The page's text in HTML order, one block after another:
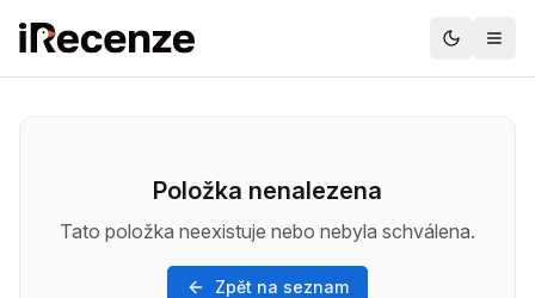
Položka nenalezena
Tato položka neexistuje nebo nebyla schválena.
Zpět na seznam